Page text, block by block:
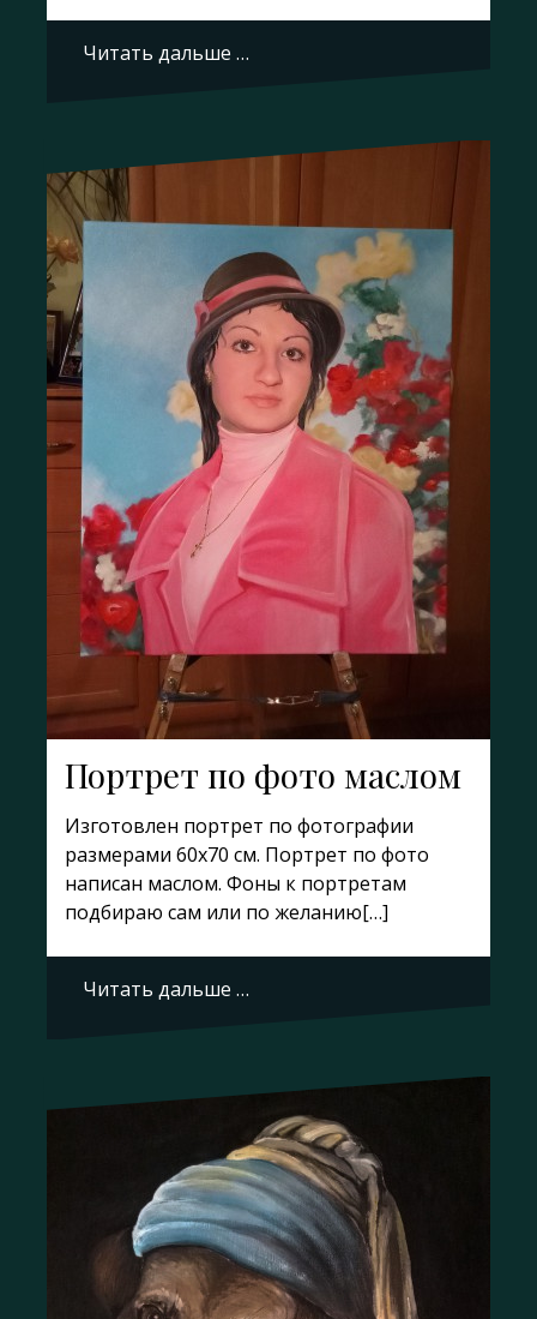
Читать дальше …
Портрет по фото маслом
Изготовлен портрет по фотографии
размерами 60х70 см. Портрет по фото
написан маслом. Фоны к портретам
подбираю сам или по желанию[…]
Читать дальше …